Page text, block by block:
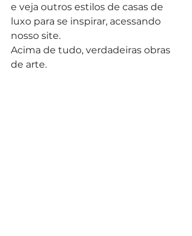
e veja outros estilos de casas de
luxo para se inspirar, acessando
nosso site.
Acima de tudo, verdadeiras obras
de arte.